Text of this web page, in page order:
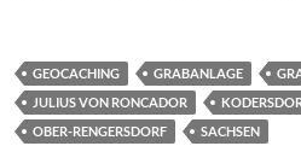
GEOCACHING GRABANLAGE
JULIUS VON RONCADOR
OBER-RENGERSDORF
SACHSEN